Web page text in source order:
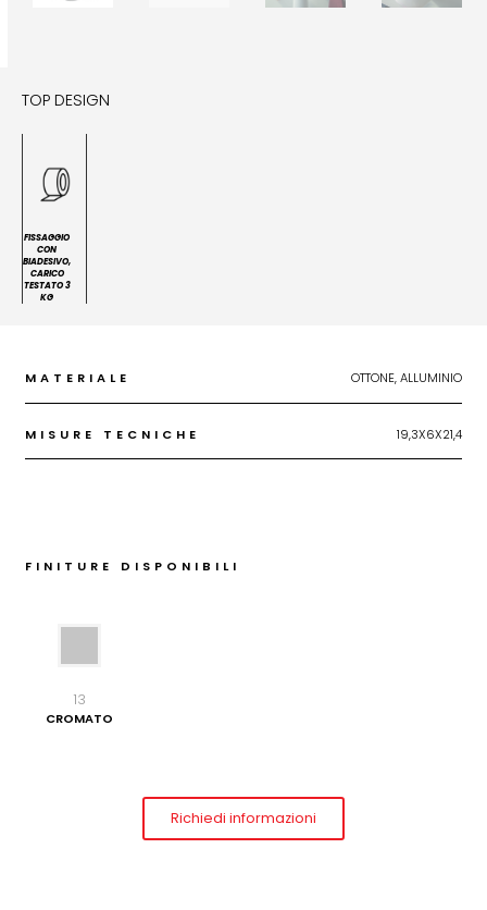
TOP DESIGN
FISSAGGIO
CON
BIADESIVO,
CARICO
TESTATO 3
KG
MATERIALE OTTONE, ALLUMINIO
MISURE TECNICHE 19,3X6X21,4
FINITURE DISPONIBILI
13
CROMATO
Richiedi informazioni